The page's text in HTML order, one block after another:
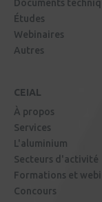
Documents
Études
Webinaires
Autres
CEIAL
À propos
Services
L'aluminium
Secteurs d'activité
Formations et
Concours